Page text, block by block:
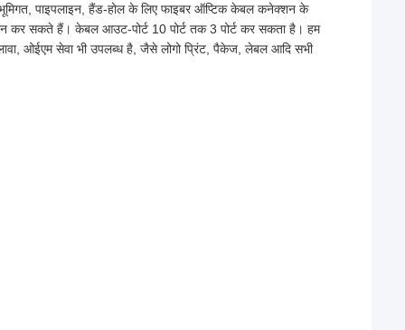
भूमिगत, पाइपलाइन, हैंड-होल के लिए फाइबर ऑप्टिक केबल कनेक्शन के
कर सकते हैं। केबल आउट-पोर्ट 10 पोर्ट तक 3 पोर्ट कर सकता है। हम
ओईएम सेवा भी उपलब्ध है, जैसे लोगो प्रिंट, पैकेज, लेबल आदि सभी